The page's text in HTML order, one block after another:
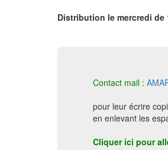
Distribution le mercredi de
Contact mail :
pour leur écrire
en enlevant les
Cliquer ici pour